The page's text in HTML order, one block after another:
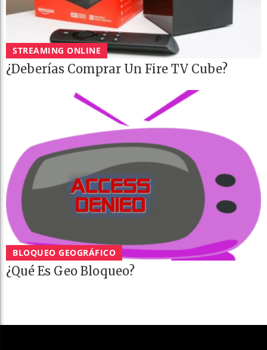
STREAMING ONLINE
¿Deberías Comprar Un Fire TV Cube?
BLOQUEO GEOGRÁFICO
¿Qué Es Geo Bloqueo?